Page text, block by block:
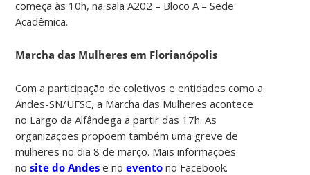
começa às 10h, na sala A202 – Bloco A – Sede
Acadêmica.
Marcha das Mulheres em Florianópolis
Com a participação de coletivos e entidades como a
Andes-SN/UFSC, a Marcha das Mulheres acontece
no Largo da Alfândega a partir das 17h. As
organizações propõem também uma greve de
mulheres no dia 8 de março. Mais informações
nosite do Andes e noevento no Facebook.